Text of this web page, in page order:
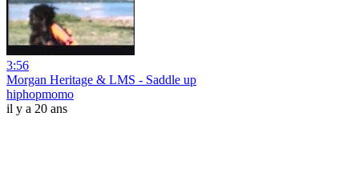
3:56
Morgan Heritage & LMS - Saddle up
hiphopmomo
il y a 20 ans